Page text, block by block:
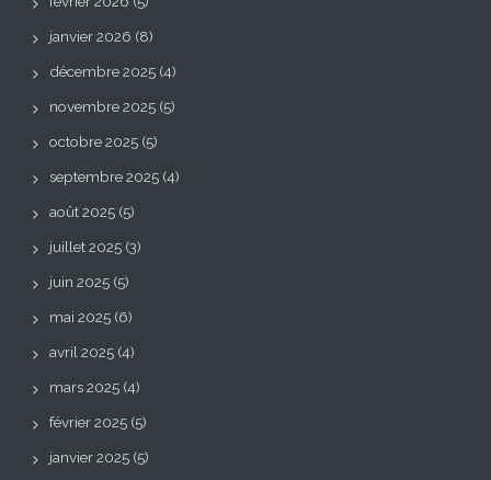
janvier 2026 (8)
décembre 2025 (4)
novembre 2025 (5)
octobre 2025 (5)
septembre 2025 (4)
août 2025 (5)
juillet 2025 (3)
juin 2025 (5)
mai 2025 (6)
avril 2025 (4)
mars 2025 (4)
février 2025 (5)
janvier 2025 (5)